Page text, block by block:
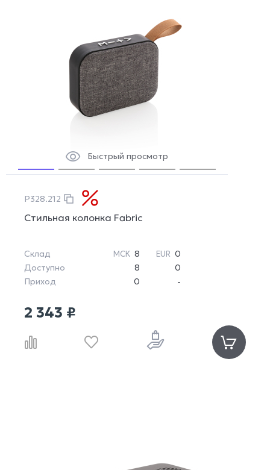
Быстрый просмотр
P328.212
Стильная колонка Fabric
Склад МСК 8 EUR 0
Доступно
8
0
Приход
0 -
2 343 ₽